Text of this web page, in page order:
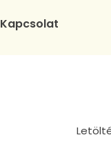
Kapcsolat